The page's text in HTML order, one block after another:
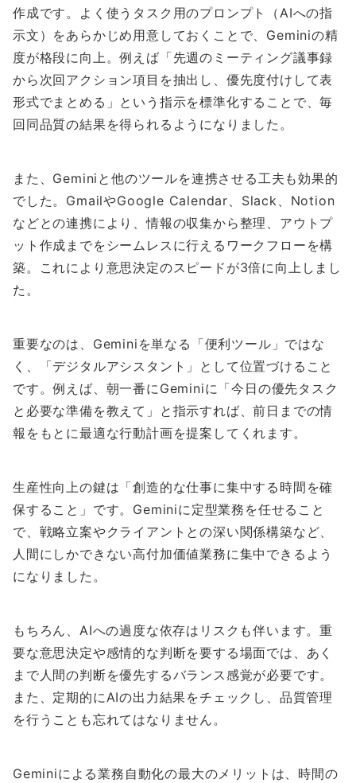
作成です。よく使うタスク用のプロンプト（AIへの指
示文）をあらかじめ用意しておくことで、Geminiの精
度が格段に向上。例えば「先週のミーティング議事録
から次回アクション項目を抽出し、優先度付けして表
形式でまとめる」という指示を標準化することで、毎
回同品質の結果を得られるようになりました。
また、Geminiと他のツールを連携させる工夫も効果的
でした。GmailやGoogle Calendar、Slack、Notion
などとの連携により、情報の収集から整理、アウトプ
ット作成までをシームレスに行えるワークフローを構
築。これにより意思決定のスピードが3倍に向上しまし
た。
重要なのは、Geminiを単なる「便利ツール」ではな
く、「デジタルアシスタント」として位置づけること
です。例えば、朝一番にGeminiに「今日の優先タスク
と必要な準備を教えて」と指示すれば、前日までの情
報をもとに最適な行動計画を提案してくれます。
生産性向上の鍵は「創造的な仕事に集中する時間を確
保すること」です。Geminiに定型業務を任せること
で、戦略立案やクライアントとの深い関係構築など、
人間にしかできない高付加価値業務に集中できるよう
になりました。
もちろん、AIへの過度な依存はリスクも伴います。重
要な意思決定や感情的な判断を要する場面では、あく
まで人間の判断を優先するバランス感覚が必要です。
また、定期的にAIの出力結果をチェックし、品質管理
を行うことも忘れてはなりません。
Geminiによる業務自動化の最大のメリットは、時間の